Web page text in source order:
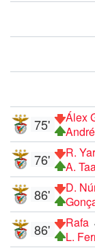
Álex
75'
R.
A.
76'
D.
86'
Rafa
L.
86'